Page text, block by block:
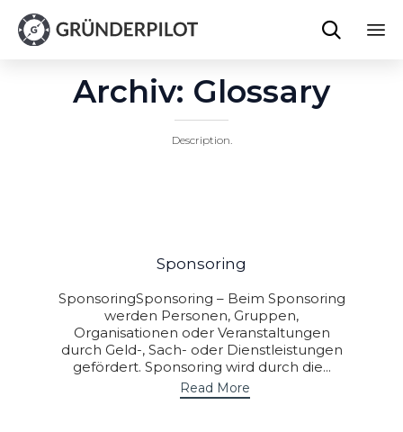

Archiv: Glossary
Description.
Sponsoring
SponsoringSponsoring – Beim Sponsoring
werden Personen, Gruppen,
Organisationen oder Veranstaltungen
durch Geld-, Sach- oder Dienstleistungen
gefördert. Sponsoring wird durch die...
Read More